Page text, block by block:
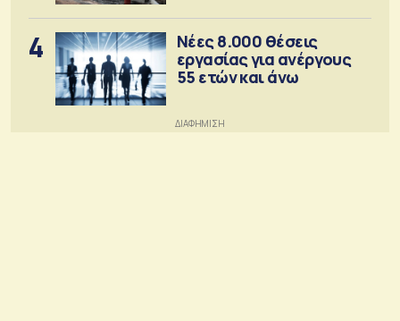
4
Νέες 8.000 θέσεις
εργασίας για ανέργους
55 ετών και άνω